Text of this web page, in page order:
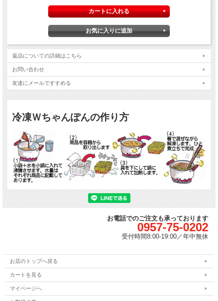
キャベツ、もやし、きぬさや、グリーンピース、コーン、人参、きくら
げ、豚肉、揚げ蒲鉾、はんぺん、いか、海老、あけ貝
豚肉、鶏肉、豚骨、鶏骨、いか、あけ貝、たまねぎを煮熟し抽出して濃
縮したスープ、食塩、醤油、調味料(アミノ酸等)
原材料/
小袋
食塩、こしょう、ガーリック、調味料(アミノ酸等)
その他 原材料の一部に大豆、牛肉、ゼラチンを含む
返品についての詳細はこちら
お問い合わせ
友達にメールですすめる
冷凍Ｗちゃんぽんの作り方
お電話でのご注文も承っております
0957-75-0202
受付時間8:00-19:00／年中無休
お店のトップへ戻る
カートを見る
マイページへ